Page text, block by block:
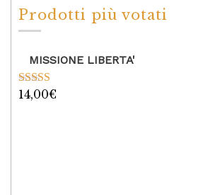
Prodotti più votati
MISSIONE LIBERTA'
Valutato
14,00€